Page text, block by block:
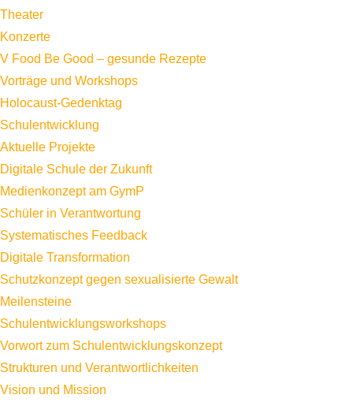
Theater
Konzerte
V Food Be Good – gesunde Rezepte
Vorträge und Workshops
Holocaust-Gedenktag
Schulentwicklung
Aktuelle Projekte
Digitale Schule der Zukunft
Medienkonzept am GymP
Schüler in Verantwortung
Systematisches Feedback
Digitale Transformation
Schutzkonzept gegen sexualisierte Gewalt
Meilensteine
Schulentwicklungsworkshops
Vorwort zum Schulentwicklungskonzept
Strukturen und Verantwortlichkeiten
Vision und Mission